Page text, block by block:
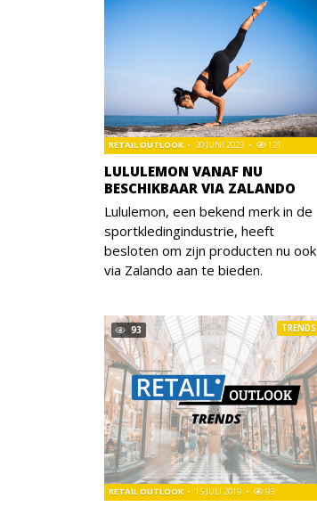
LULULEMON VANAF NU
BESCHIKBAAR VIA ZALANDO
RETAIL OUTLOOK 30 JUNI 2023 121
Lululemon, een bekend merk in de
sportkledingindustrie, heeft
besloten om zijn producten nu ook
via Zalando aan te bieden.
93
RETAIL OUTLOOK 15 JULI 2019 93
TRENDS